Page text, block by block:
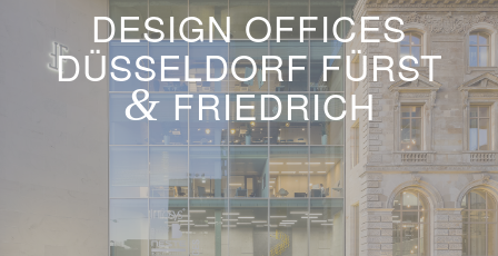
DESIGN OFFICES
DÜSSELDORF FÜRST
&FRIEDRICH